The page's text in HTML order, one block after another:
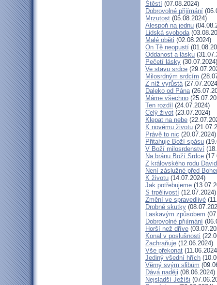
Štěstí (07.08.2024)
Dobrovolné přijímání
Mrzutost (05.08.2024)
Alespoň na jednu
Lidská svoboda
Malé oběti (02.08.2024)
On Tě neopustí
Oddanost a lásku
Pečetí lásky (30.07.2024)
Ve stavu srdce
Milosrdným srdcím
Z níž vyrůstá
Daleko od Pána
Máme všechno
Ten rozdíl (24.07.2024)
Celý život (23.07.2024)
Klepat na nebe
K novému životu
Právě to nic (20.07.2024)
Přitahuje Boží spásu
V Boží milosrdenství
Na bránu Boží Srdce
Z královského rodu
Není záslužné před
K životu (14.07.2024)
Jak potřebujeme
S trpělivostí (12.07.2024)
Změní ve spravedlivé
Drobné skutky
Laskavým způsobem
Dobrovolné přijímání
Horší než dříve
Konal v poslušnosti
Zachraňuje (12.06.2024)
Vše překonat
Jediný všední hřích
Věrný svým slibům
Dává naději (08.06.2024)
Nejsladší Ježíši